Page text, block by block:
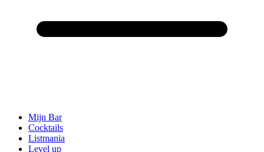
Mijn Bar
Cocktails
Listmania
Level up